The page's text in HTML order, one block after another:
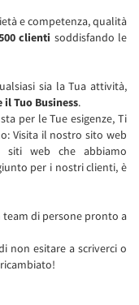
e competenza, qualità
clienti soddisfando le
sia la Tua attività,
Tuo Business.
per le Tue esigenze, Ti
Visita il nostro sito web
web che abbiamo
per i nostri clienti, è
team di persone pronto a
non esitare a scriverci o